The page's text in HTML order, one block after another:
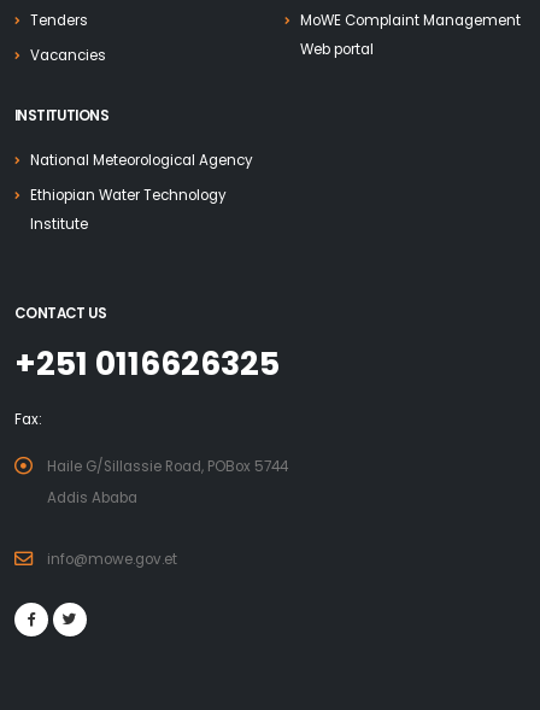
Tenders
Vacancies
MoWE Complaint Management
Web portal
INSTITUTIONS
National Meteorological Agency
Ethiopian Water Technology
Institute
CONTACT US
+251 0116626325
Fax:
Haile G/Sillassie Road, POBox 5744
Addis Ababa
info@mowe.gov.et